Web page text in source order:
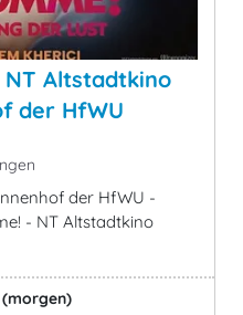
Altstadtkino
der HfWU
der HfWU -
- NT Altstadtkino
(morgen)